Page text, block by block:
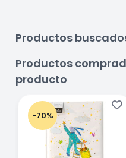
Productos
Productos
producto
-70%